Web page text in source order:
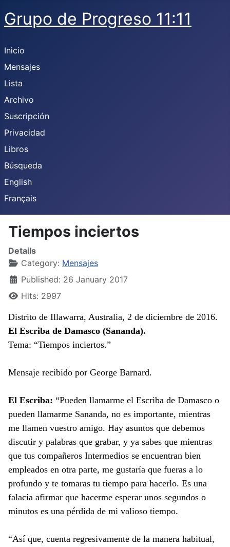
Grupo de Progreso 11:11
Inicio
Mensajes
Lista
Archivo
Suscripción
Privacidad
Libros
Búsqueda
English
Français
Tiempos inciertos
Details
Category: Mensajes
Published: 26 January 2017
Hits: 2997
Distrito de Illawarra, Australia, 2 de diciembre de 2016.
El Escriba de Damasco (Sananda).
Tema: “Tiempos inciertos.”
Mensaje recibido por George Barnard.
El Escriba: “Pueden llamarme el Escriba de Damasco o
pueden llamarme Sananda, no es importante, mientras
me llamen vuestro amigo. Hay asuntos que debemos
discutir y palabras que grabar, y ya sabes que mientras
que tus compañeros Intermedios se encuentran bien
empleados en otra parte, me gustaría que fueras a lo
profundo y te tomaras tu tiempo para hacerlo. Es una
falacia afirmar que hacerme esperar unos segundos o
minutos es una pérdida de mi valioso tiempo.
“Así que, cuenta regresivamente de la manera habitual,